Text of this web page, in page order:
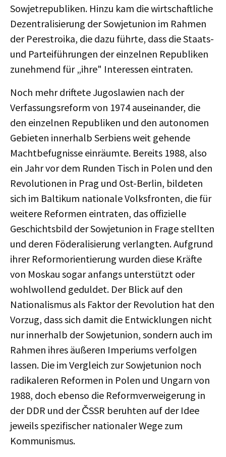
Sowjetrepubliken. Hinzu kam die wirtschaftliche
Dezentralisierung der Sowjetunion im Rahmen
der Perestroika, die dazu führte, dass die Staats-
und Parteiführungen der einzelnen Republiken
zunehmend für „ihre" Interessen eintraten.
Noch mehr driftete Jugoslawien nach der
Verfassungsreform von 1974 auseinander, die
den einzelnen Republiken und den autonomen
Gebieten innerhalb Serbiens weit gehende
Machtbefugnisse einräumte. Bereits 1988, also
ein Jahr vor dem Runden Tisch in Polen und den
Revolutionen in Prag und Ost-Berlin, bildeten
sich im Baltikum nationale Volksfronten, die für
weitere Reformen eintraten, das offizielle
Geschichtsbild der Sowjetunion in Frage stellten
und deren Föderalisierung verlangten. Aufgrund
ihrer Reformorientierung wurden diese Kräfte
von Moskau sogar anfangs unterstützt oder
wohlwollend geduldet. Der Blick auf den
Nationalismus als Faktor der Revolution hat den
Vorzug, dass sich damit die Entwicklungen nicht
nur innerhalb der Sowjetunion, sondern auch im
Rahmen ihres äußeren Imperiums verfolgen
lassen. Die im Vergleich zur Sowjetunion noch
radikaleren Reformen in Polen und Ungarn von
1988, doch ebenso die Reformverweigerung in
der DDR und der ČSSR beruhten auf der Idee
jeweils spezifischer nationaler Wege zum
Kommunismus.